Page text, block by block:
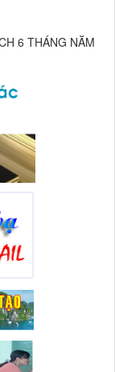
6 THÁNG NĂM